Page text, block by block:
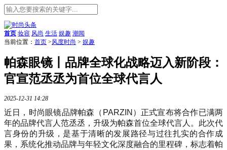
首页 妆容 风尚 生活 娱趣 潮闻
当前位置： 首页 >风度时尚 > 娱趣
帕森眼镜丨品牌全球化战略迈入新阶段：
官宣范丞丞为首位全球代言人
2025-12-31 14:28
近日，时尚眼镜品牌帕森（PARZIN）正式宣布将合作已满两
年的品牌代言人范丞丞，升级为帕森首位全球代言人。此次代
言身份的升级，是基于清晰的发展路径与过往扎实的合作成
果，系统化推动品牌与年轻文化深度融合的里程碑，标志着帕